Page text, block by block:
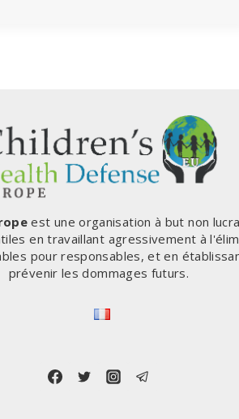
CENSURE
DE
TWITTER
est une organisation à but non
en travaillant agressivement à
pour responsables, et en
prévenir les dommages futurs.